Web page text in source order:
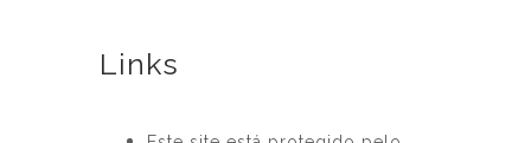
Links